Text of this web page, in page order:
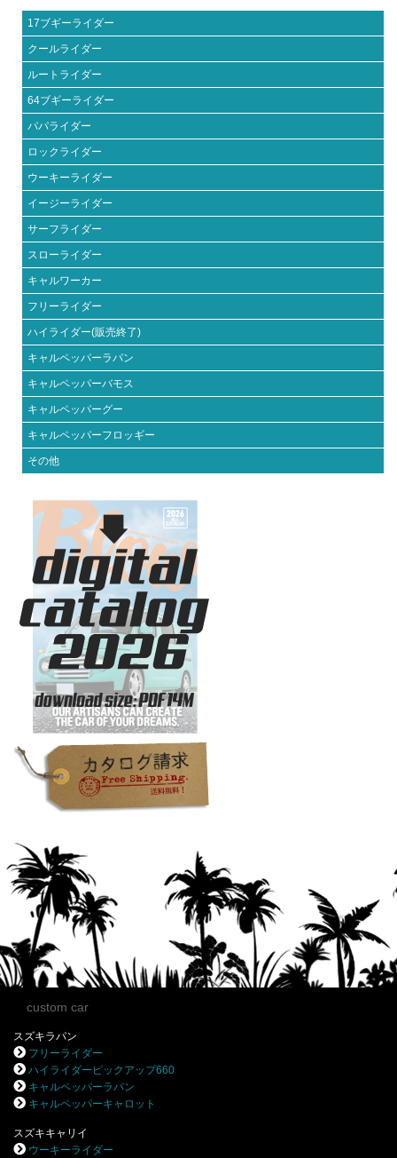
17ブギーライダー
クールライダー
ルートライダー
64ブギーライダー
パパライダー
ロックライダー
ウーキーライダー
イージーライダー
サーフライダー
スローライダー
キャルワーカー
フリーライダー
ハイライダー(販売終了)
キャルペッパーラパン
キャルペッパーバモス
キャルペッパーグー
キャルペッパーフロッギー
その他
custom car
スズキラパン
フリーライダー
ハイライダーピックアップ660
キャルペッパーラパン
キャルペッパーキャロット
スズキキャリイ
ウーキーライダー